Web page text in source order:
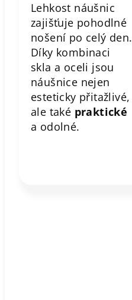
Lehkost náušnic
zajišťuje pohodlné
nošení po celý den.
Díky kombinaci
skla a oceli jsou
náušnice nejen
esteticky přitažlivé,
ale také praktické
a odolné.